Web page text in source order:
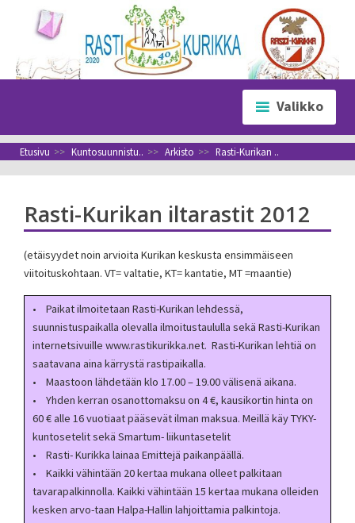
sisältöön
Valikko
Etusivu >> Kuntosuunnistu.. >> Arkisto >> Rasti-Kurikan ..
Rasti-Kurikan iltarastit 2012
(etäisyydet noin arvioita Kurikan keskusta ensimmäiseen
viitoituskohtaan. VT= valtatie, KT= kantatie, MT =maantie)
• Paikat ilmoitetaan Rasti-Kurikan lehdessä,
suunnistuspaikalla olevalla ilmoitustaululla sekä Rasti-Kurikan
internetsivuille www.rastikurikka.net. Rasti-Kurikan lehtiä on
saatavana aina kärrystä rastipaikalla.
• Maastoon lähdetään klo 17.00 – 19.00 välisenä aikana.
• Yhden kerran osanottomaksu on 4 €, kausikortin hinta on
60 € alle 16 vuotiaat pääsevät ilman maksua. Meillä käy TYKY-
kuntosetelit sekä Smartum- liikuntasetelit
• Rasti- Kurikka lainaa Emittejä paikanpäällä.
• Kaikki vähintään 20 kertaa mukana olleet palkitaan
tavarapalkinnolla. Kaikki vähintään 15 kertaa mukana olleiden
kesken arvo-taan Halpa-Hallin lahjoittamia palkintoja.